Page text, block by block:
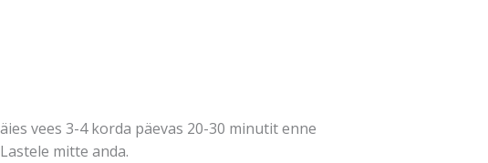
vees 3-4 korda päevas 20-30 minutit enne
mitte anda.